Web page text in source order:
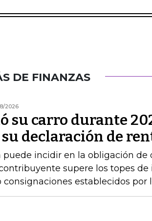
DE FINANZAS
2026
su carro durante
declaración de
puede incidir en la obligación de
supere los topes de
establecidos por